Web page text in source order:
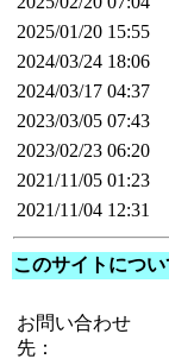
2025/01/20 15:55
2024/03/24 18:06
2024/03/17 04:37
2023/03/05 07:43
2023/02/23 06:20
2021/11/05 01:23
2021/11/04 12:31
このサイトについ
お問い合わせ
先：